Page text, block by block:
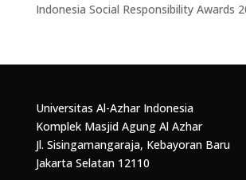
Indonesia Social Responsibility Awards
Universitas Al-Azhar Indonesia
Komplek Masjid Agung Al Azhar
Jl. Sisingamangaraja, Kebayoran Baru
Jakarta Selatan 12110